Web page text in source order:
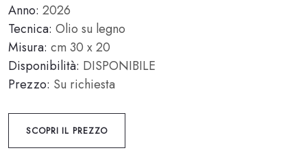
Anno: 2026
Tecnica: Olio su legno
Misura: cm 30 x 20
Disponibilità: DISPONIBILE
Prezzo: Su richiesta
SCOPRI IL PREZZO